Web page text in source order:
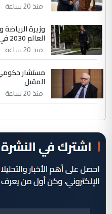
منذ 20 ساعة
وزيرة
العالم 2030 في إسبانيا
منذ 20 ساعة
مستشار
المقبل
منذ 20 ساعة